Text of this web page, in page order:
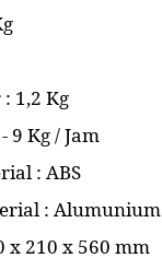
1,2 Kg
9 Kg / Jam
: ABS
: Alumunium
x 210 x 560 mm